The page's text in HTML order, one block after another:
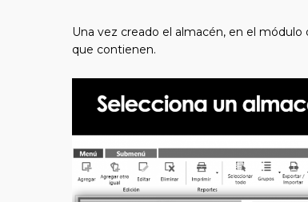
Una vez creado el almacén, en el
que contienen.